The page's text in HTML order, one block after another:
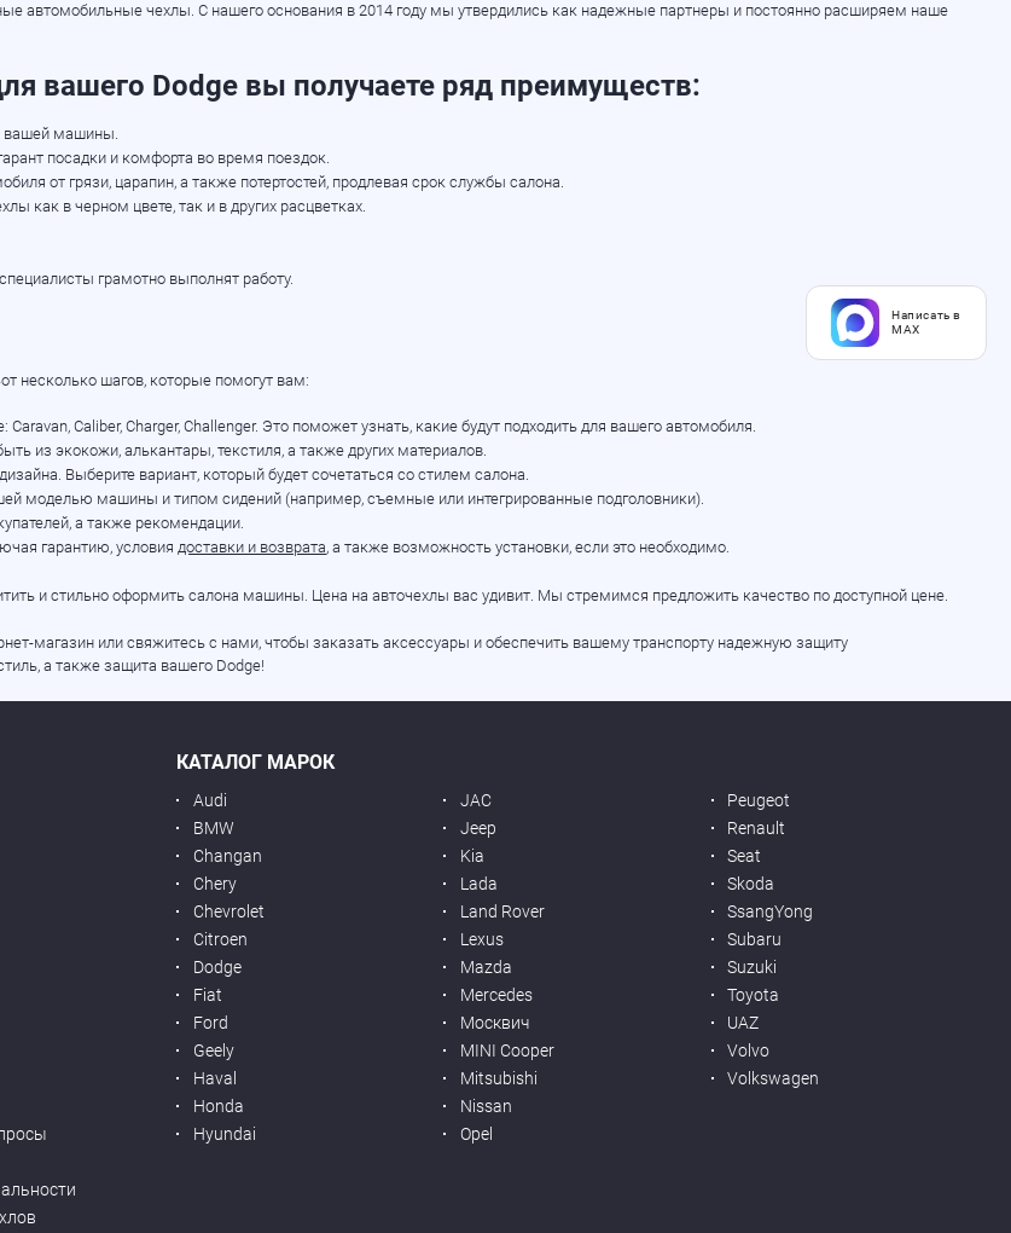
автомобильные чехлы. С нашего основания в 2014 году мы утвердились как надежные партнеры и постоянно расширяем наше
вашего Dodge вы получаете ряд преимуществ:
вашей машины.
гарант посадки и комфорта во время поездок.
от грязи, царапин, а также потертостей, продлевая срок службы салона.
как в черном цвете, так и в других расцветках.
грамотно выполнят работу.
несколько шагов, которые помогут вам:
Caliber, Charger, Challenger. Это поможет узнать, какие будут подходить для вашего автомобиля.
из экокожи, алькантары, текстиля, а также других материалов.
Выберите вариант, который будет сочетаться со стилем салона.
моделью машины и типом сидений (например, съемные или интегрированные подголовники).
а также рекомендации.
гарантию, условиядоставки и возврата, а также возможность установки, если это необходимо.
и стильно оформить салона машины. Цена на авточехлы вас удивит. Мы стремимся предложить качество по доступной цене.
магазин или свяжитесь с нами, чтобы заказать аксессуары и обеспечить вашему транспорту надежную защиту
а также защита вашего Dodge!
КАТАЛОГ МАРОК
Audi
BMW
Changan
Chery
Chevrolet
Citroen
Dodge
Fiat
Ford
Geely
Haval
Honda
Hyundai
JAC
Jeep
Kia
Lada
Land Rover
Lexus
Mazda
Mercedes
Москвич
MINI Cooper
Mitsubishi
Nissan
Opel
Peugeot
Renault
Seat
Skoda
SsangYong
Subaru
Suzuki
Toyota
UAZ
Volvo
Volkswagen
Написать в
MAX